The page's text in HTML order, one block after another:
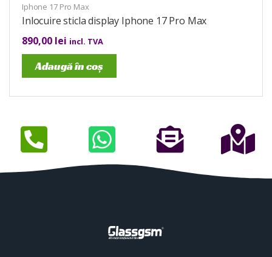
Iphone 17 Pro Max
Inlocuire sticla display Iphone 17 Pro Max
890,00 lei incl. TVA
Adaugă în coș